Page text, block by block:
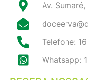
Av.
Telefone:
Whatsapp: